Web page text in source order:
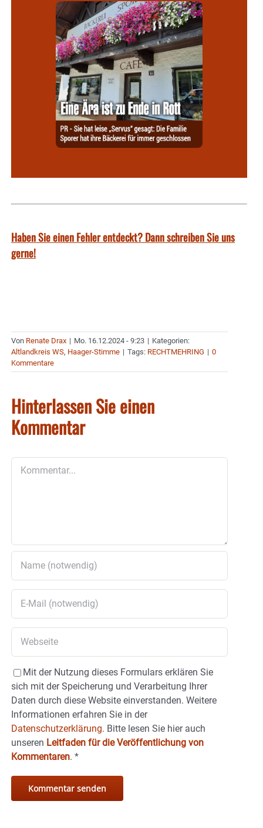
Haben Sie einen Fehler entdeckt? Dann schreiben Sie uns
gerne!
Von Renate Drax | Mo. 16.12.2024 - 9:23 | Kategorien:
Altlandkreis WS, Haager-Stimme | Tags: RECHTMEHRING | 0
Kommentare
Hinterlassen Sie einen
Kommentar
Mit der Nutzung dieses Formulars erklären Sie
sich mit der Speicherung und Verarbeitung Ihrer
Daten durch diese Website einverstanden. Weitere
Informationen erfahren Sie in der
Datenschutzerklärung. Bitte lesen Sie hier auch
unseren Leitfaden für die Veröffentlichung von
Kommentaren. *